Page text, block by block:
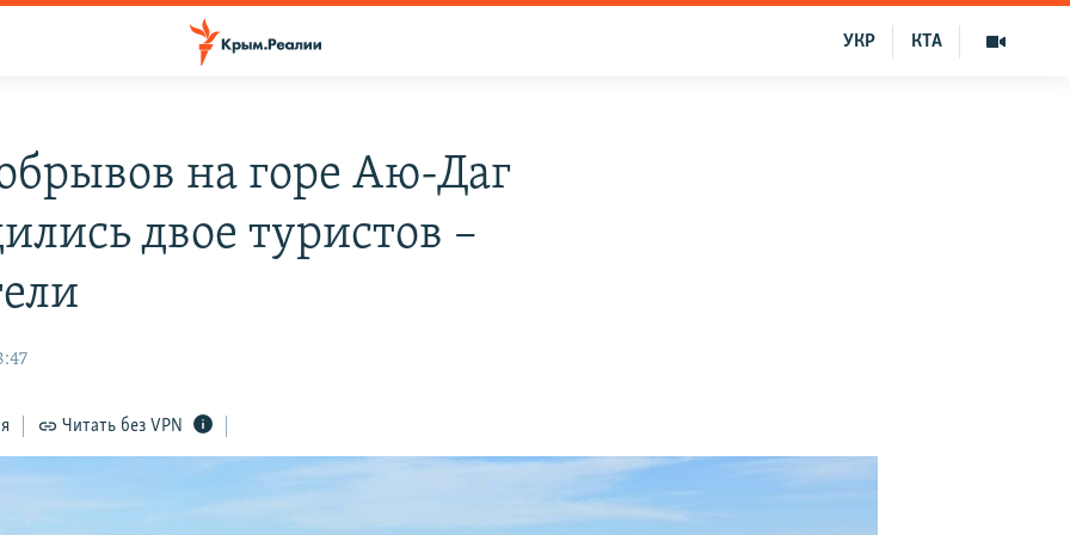
КТА
УКР
на горе Аю-Даг
двое туристов –
Читать без VPN